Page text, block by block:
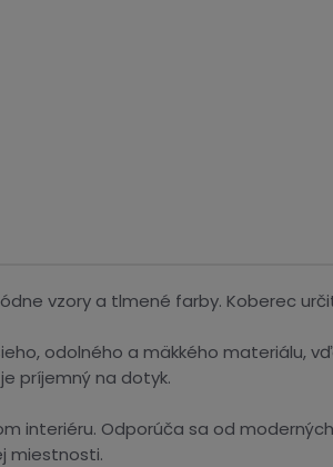
vzory a tlmené farby. Koberec
odolného a mäkkého materiálu,
príjemný na dotyk.
interiéru. Odporúča sa od
miestnosti.